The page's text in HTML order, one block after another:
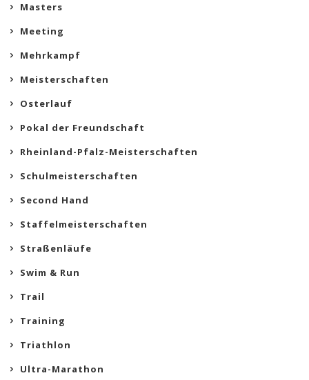
Masters
Meeting
Mehrkampf
Meisterschaften
Osterlauf
Pokal der Freundschaft
Rheinland-Pfalz-Meisterschaften
Schulmeisterschaften
Second Hand
Staffelmeisterschaften
Straßenläufe
Swim & Run
Trail
Training
Triathlon
Ultra-Marathon